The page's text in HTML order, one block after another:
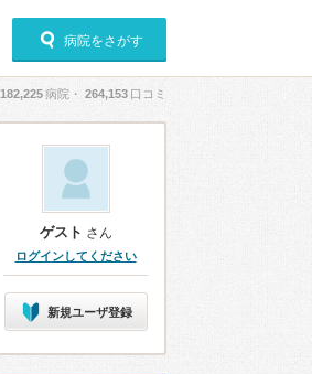
病院をさがす
182,225病院・ 264,153 口コミ
ゲスト さん
ログインしてください
新規ユーザ登録